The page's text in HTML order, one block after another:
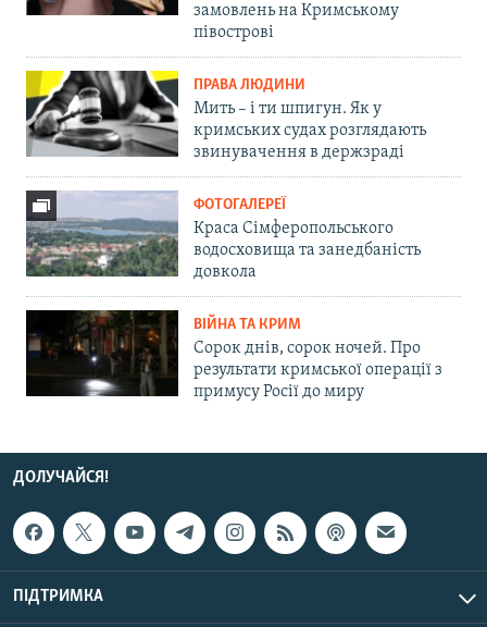
замовлень на Кримському
півострові
ПРАВА ЛЮДИНИ
Мить – і ти шпигун. Як у
кримських судах розглядають
звинувачення в держзраді
ФОТОГАЛЕРЕЇ
Краса Сімферопольського
водосховища та занедбаність
довкола
ВІЙНА ТА КРИМ
Сорок днів, сорок ночей. Про
результати кримської операції з
примусу Росії до миру
ДОЛУЧАЙСЯ!
ПІДТРИМКА